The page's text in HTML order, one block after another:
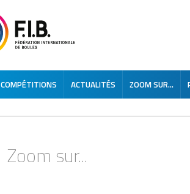
COMPÉTITIONS ACTUALITÉS ZOOM SUR...
Zoom sur...